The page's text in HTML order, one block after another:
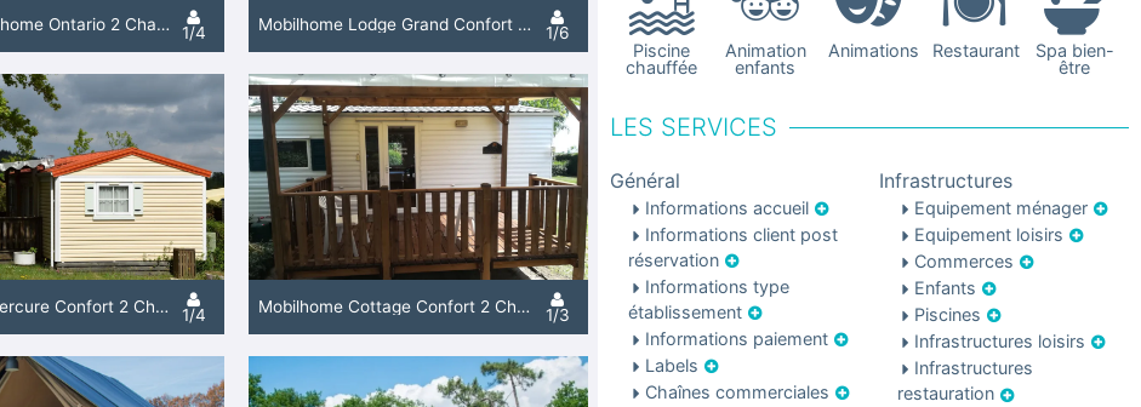
Piscine
chauffée
Animation
enfants
Animations Restaurant
Spa bien-
être
LES SERVICES
Général
Informations accueil
Informations client post
réservation
Informations type
établissement
Informations paiement
Labels
Chaînes commerciales
Infrastructures
Equipement ménager
Equipement loisirs
Commerces
Enfants
Piscines
Infrastructures loisirs
Infrastructures
restauration
Vintage Mobilhome Ontario 2 Chambres Terrasse 1/4 Mobilhome Lodge Grand Confort 3 Chambres Terrasse 1/6
Mobilhome Mercure Confort 2 Chambres Terrasse 1/4 Mobilhome Cottage Confort 2 Chambres Terrasse Couverte 1/3